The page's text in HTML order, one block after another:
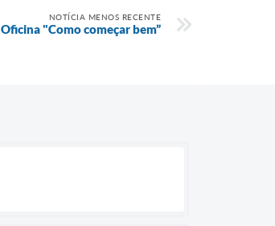
NOTÍCIA MENOS RECENTE
Oficina "Como começar bem”